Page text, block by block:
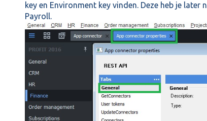
key en Environment key vinden. Deze heb je later
Payroll.